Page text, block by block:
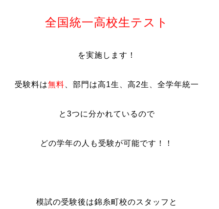
全国統一高校生テスト
を実施します！
受験料は無料 、部門は高1生、高2生、全学年統一
と3つに分かれているので
どの学年の人も受験が可能です！！
模試の受験後は錦糸町校のスタッフと